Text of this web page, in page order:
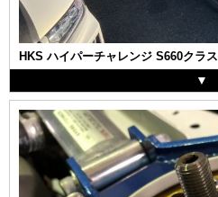
HKS ハイパーチャレンジ S660クラス